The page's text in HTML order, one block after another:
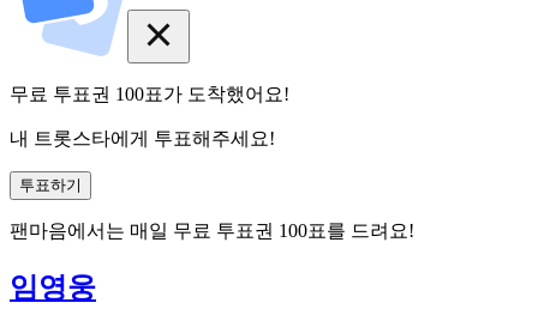
무료 투표권 100표가 도착했어요!
내 트롯스타에게 투표해주세요!
투표하기
팬마음에서는 매일 무료 투표권 100표를 드려요!
임영웅